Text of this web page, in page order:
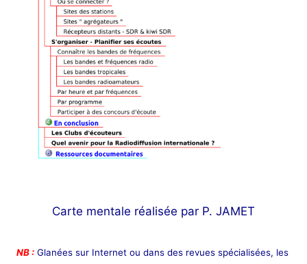
Carte mentale réalisée par P. JAMET
NB : Glanées sur Internet ou dans des revues spécialisées, les